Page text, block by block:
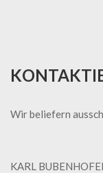
Wir beliefern
KARL